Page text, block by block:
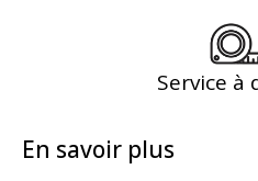
Service à
En savoir plus